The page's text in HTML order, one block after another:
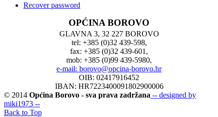
Recover password
OPĆINA BOROVO
GLAVNA 3, 32 227 BOROVO
tel: +385 (0)32 439-598,
fax: +385 (0)32 439-601,
mob: +385 (0)99 439-5980,
e-mail: borovo@opcina-borovo.hr
OIB: 02417916452
IBAN: HR7223400091802900006
© 2014 Općina Borovo - sva prava zadržana -- designed by
miki1973 --
Back to Top